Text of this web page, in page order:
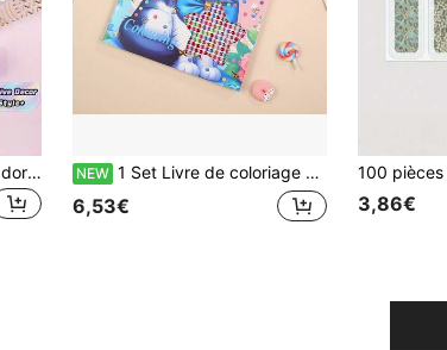
3 feuilles d'autocollants 3D dorés gonflés auto-adhésifs de lettres et chiffres pour les loisirs créatifs, le scrapbooking, les fournitures scolaires décoratives, la rentrée scolaire, la fabrication de cartes, le journal, le planificateur, la décoration de la maison, du bureau et de la salle de classe, les fournitures de fête créatives et la décoration de vacances NEW 1 Set Livre de coloriage de peinture de diamant 10 pages de coloriage + 10 pages de peinture de diamant + 1 autocollant de diamant, licorne, chat, fée, convient pour divers dessins, connexion par ruban magique entre les autocollants de diamant et le livre de dessin, rangement pratique
6,53€ 3,86€